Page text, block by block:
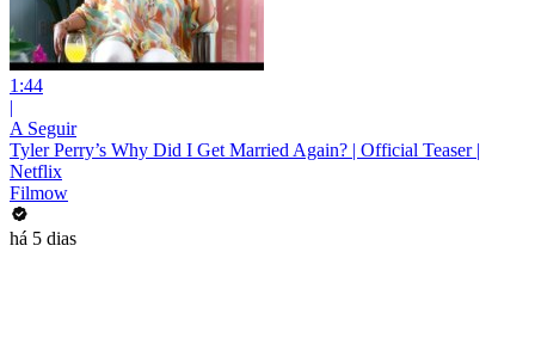
1:44
|
A Seguir
Tyler Perry’s Why Did I Get Married Again? | Official Teaser |
Netflix
Filmow
há 5 dias